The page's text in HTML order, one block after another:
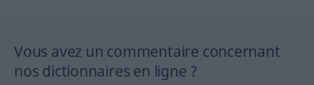
Vous avez un commentaire concernant
nos dictionnaires en ligne ?